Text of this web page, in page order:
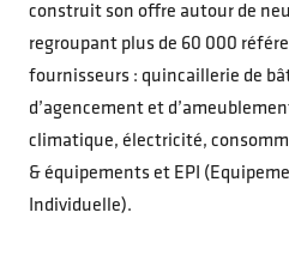
construit son offre autour de
regroupant plus de 60 000
fournisseurs : quincaillerie de
d’agencement et
climatique, électricité,
& équipements et EPI
Individuelle).